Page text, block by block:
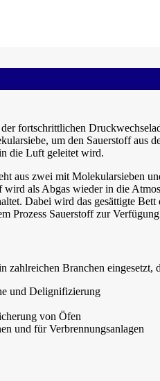
fortschrittlichen
um den Sauerstoff
die Luft geleitet wird.
aus zwei mit
als Abgas wieder in die
Dabei wird das gesättigte
Prozess Sauerstoff zur
zahlreichen Branchen eingesetzt,
und Delignifizierung
von Öfen
und für Verbrennungsanlagen